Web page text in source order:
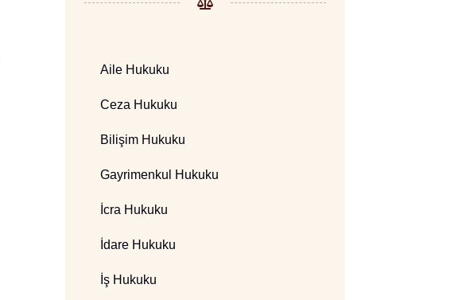
Aile Hukuku
Ceza Hukuku
Bilişim Hukuku
Gayrimenkul Hukuku
İcra Hukuku
İdare Hukuku
İş Hukuku